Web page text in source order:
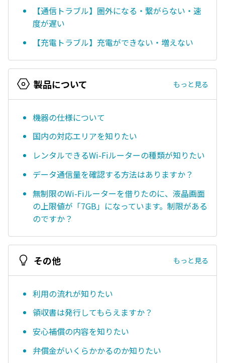
【通信トラブル】圏外になる・繋がらない・速
度が遅い
【充電トラブル】充電ができない・増えない
製品について もっと見る
機器の仕様について
国内の対応エリアを知りたい
レンタルできるWi-Fiルーターの種類が知りたい
データ通信量を確認する方法はありますか？
無制限のWi-Fiルーターを借りたのに、液晶画面
の上限値が「7GB」になっています。制限がある
のですか？
その他 もっと見る
利用の流れが知りたい
領収書は発行してもらえますか？
安心補償の内容を知りたい
弁償金がいくらかかるのか知りたい